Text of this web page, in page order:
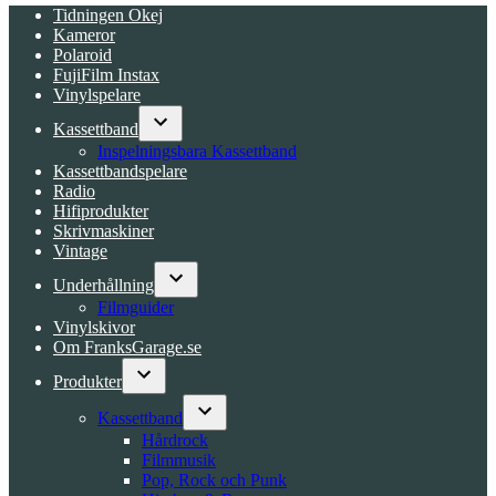
Tidningen Okej
Kameror
Polaroid
FujiFilm Instax
Vinylspelare
Kassettband
Open
dropdown
menu
Inspelningsbara Kassettband
Kassettbandspelare
Radio
Hifiprodukter
Skrivmaskiner
Vintage
Underhållning
Open
Filmguider
Vinylskivor
Om FranksGarage.se
Produkter
Open
dropdown
menu
Kassettband
Open
dropdown
menu
Hårdrock
Filmmusik
Pop, Rock och Punk